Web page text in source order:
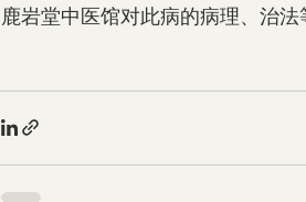
鹿岩堂中医馆对此病的病理、